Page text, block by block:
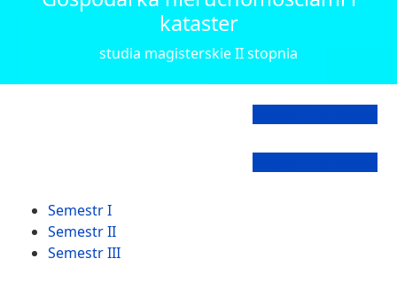
kataster
studia magisterskie II stopnia
Semestr I
Semestr II
Semestr III